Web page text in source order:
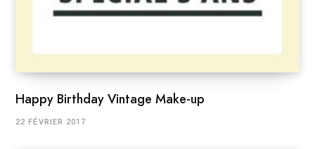
Happy Birthday Vintage Make-up
22 FÉVRIER 2017